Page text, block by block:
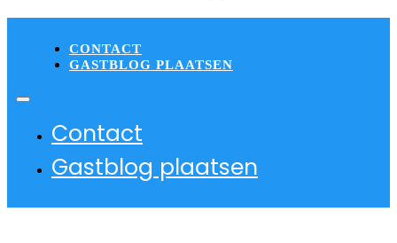
CONTACT
GASTBLOG PLAATSEN
Contact
Gastblog plaatsen